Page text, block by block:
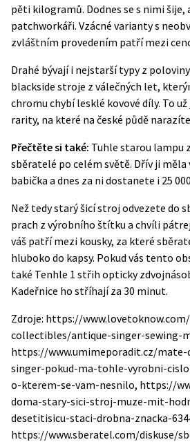
pěti kilogramů. Dodnes se s nimi šije,
patchworkáři. Vzácné varianty s
zvláštním provedením patří mezi
Drahé bývají i nejstarší typy z
blackside stroje z válečných let,
chromu chybí lesklé kovové díly. To
rarity, na které na české půdě
Přečtěte si také: Tuhle starou lampu
sběratelé po celém světě. Dřív ji měla
babička a dnes za ni dostanete i 25
Než tedy starý šicí stroj odvezete do
prach z výrobního štítku a chvíli
váš patří mezi kousky, za které
hluboko do kapsy. Pokud vás tento
také Tenhle 1 střih opticky
Kadeřnice ho stříhají za 30 minut.
Zdroje: https://
collectibles/antique-singer-sewing-
https://www.umimeporadit.cz/
singer-pokud-ma-tohle-vyrobni-
o-kterem-se-vam-nesnilo, https://
doma-stary-sici-stroj-muze-mit-
desetitisicu-staci-drobna-znacka-
https://www.sberatel.com/diskuse/